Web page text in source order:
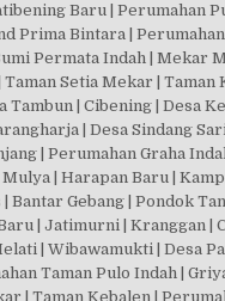
Baru | Perumahan
Prima Bintara |
Permata Indah | Mekar
Setia Mekar | Taman
Tambun | Cibening | Desa
| Desa Sindang
| Perumahan Graha
| Harapan Baru |
Bantar Gebang | Pondok
| Jatimurni | Kranggan |
| Wibawamukti | Desa
Taman Pulo Indah |
| Taman Kebalen |